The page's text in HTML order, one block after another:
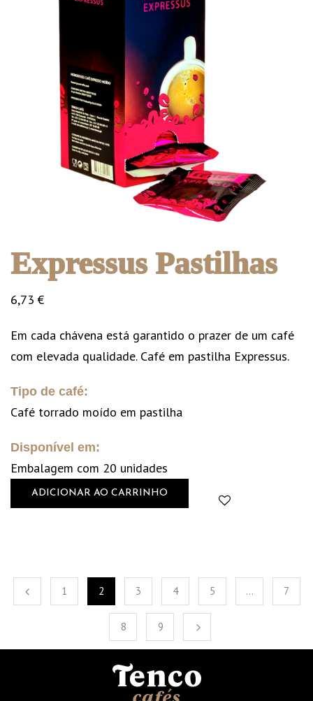
Expressus Pastilhas
6,73€
Em cada chávena está garantido o prazer de um café
com elevada qualidade. Café em pastilha Expressus.
Tipo de café:
Café torrado moído em pastilha
Disponível em:
Embalagem com 20 unidades
ADICIONAR AO CARRINHO
1 2 3 4 5 … 7
8 9